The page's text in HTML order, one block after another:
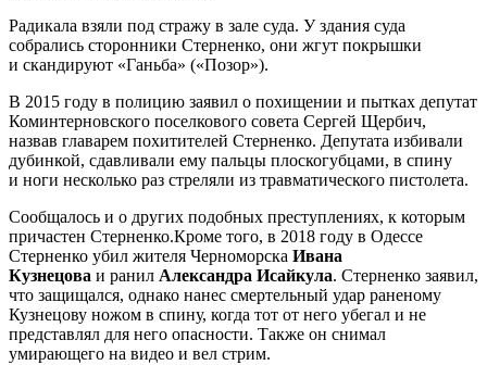
Радикала взяли под стражу в зале суда. У здания суда
собрались сторонники Стерненко, они жгут покрышки
и скандируют «Ганьба» («Позор»).
В 2015 году в полицию заявил о похищении и пытках депутат
Коминтерновского поселкового совета Сергей Щербич,
назвав главарем похитителей Стерненко. Депутата избивали
дубинкой, сдавливали ему пальцы плоскогубцами, в спину
и ноги несколько раз стреляли из травматического пистолета.
Сообщалось и о других подобных преступлениях, к которым
причастен Стерненко.Кроме того, в 2018 году в Одессе
Стерненко убил жителя Черноморска Ивана
Кузнецова и ранил Александра Исайкула. Стерненко заявил,
что защищался, однако нанес смертельный удар раненому
Кузнецову ножом в спину, когда тот от него убегал и не
представлял для него опасности. Также он снимал
умирающего на видео и вел стрим.